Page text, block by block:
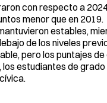
con respecto a
menor que en 2019.
estables,
de los niveles
pero los puntajes
los estudiantes de